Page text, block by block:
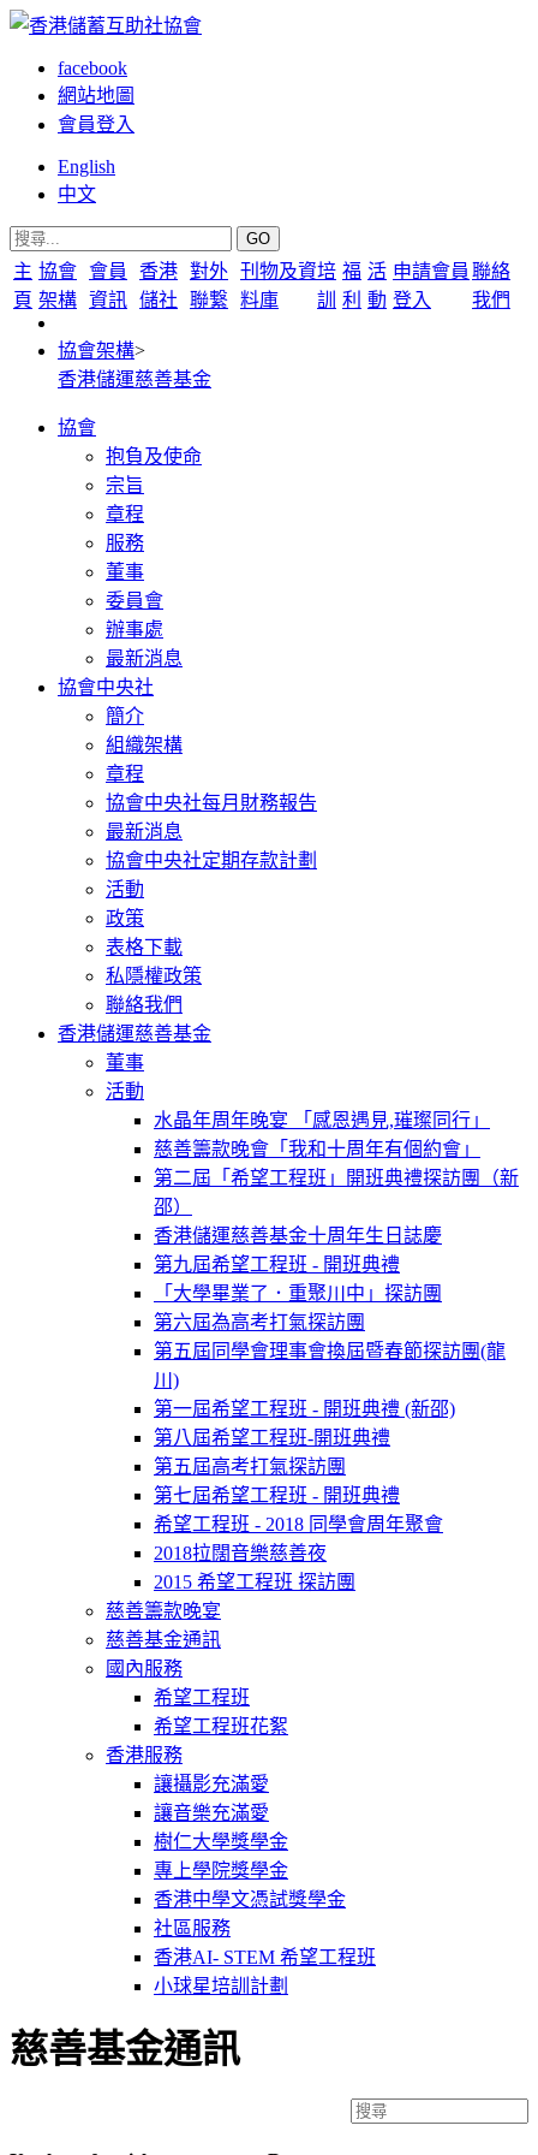
facebook
網站地圖
會員登入
English
中文
GO
主
頁
協會
架構
會員
資訊
香港
儲社
對外
聯繋
刊物及資
料庫
培
訓
福
利
活
動
申請會員
登入
聯絡
我們
協會架構>
香港儲運慈善基金
協會
抱負及使命
宗旨
章程
服務
董事
委員會
辦事處
最新消息
協會中央社
簡介
組織架構
章程
協會中央社每月財務報告
最新消息
協會中央社定期存款計劃
活動
政策
表格下載
私隱權政策
聯絡我們
香港儲運慈善基金
董事
活動
水晶年周年晚宴 「感恩遇見,璀璨同行」
慈善籌款晚會「我和十周年有個約會」
第二屆「希望工程班」開班典禮探訪團（新
邵）
香港儲運慈善基金十周年生日誌慶
第九屆希望工程班 - 開班典禮
「大學畢業了．重聚川中」探訪團
第六屆為高考打氣探訪團
第五屆同學會理事會換屆暨春節探訪團(龍
川)
第一屆希望工程班 - 開班典禮 (新邵)
第八屆希望工程班-開班典禮
第五屆高考打氣探訪團
第七屆希望工程班 - 開班典禮
希望工程班 - 2018 同學會周年聚會
2018拉闊音樂慈善夜
2015 希望工程班 探訪團
慈善籌款晚宴
慈善基金通訊
國內服務
希望工程班
希望工程班花絮
香港服務
讓攝影充滿愛
讓音樂充滿愛
樹仁大學獎學金
專上學院獎學金
香港中學文憑試獎學金
社區服務
香港AI- STEM 希望工程班
小球星培訓計劃
慈善基金通訊